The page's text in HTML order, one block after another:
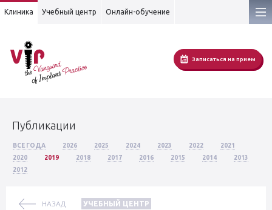
Клиника Учебный центр Онлайн-обучение
Записаться на прием
Публикации
ВСЕ ГОДА 2026 2025 2024 2023 2022
2021
2020
2019 2018 2017 2016 2015 2014
2013
2012
НАЗАД УЧЕБНЫЙ ЦЕНТР